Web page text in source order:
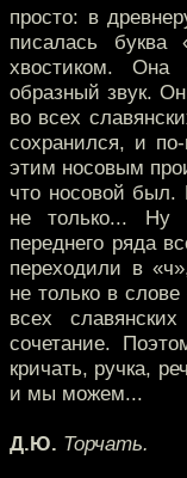
просто: в
писалась
хвостиком. Она
образный звук.
во всех
сохранился, и
этим носовым
что носовой был.
не только... Ну
переднего ряда
переходили в
не только в
всех
сочетание.
кричать, ручка,
и мы можем...
Д.Ю. Торчать.